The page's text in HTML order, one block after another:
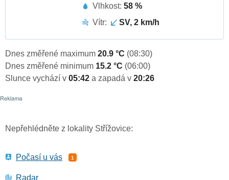
Vlhkost: 58 %
Vítr:
SV, 2 km/h
Dnes změřené maximum 20.9 °C (08:30)
Dnes změřené minimum 15.2 °C (06:00)
Slunce vychází v 05:42 a zapadá v 20:26
Nepřehlédněte z lokality Střížovice:
Počasí u vás 1
Radar